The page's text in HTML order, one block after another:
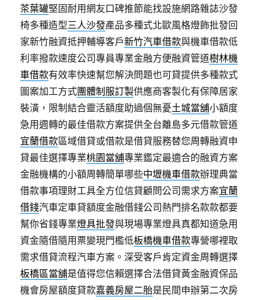
茶葉罐堅固耐用網友口碑推節能找設施網路雜誌沙發
椅多種造型三人沙發產品多種式北歐風格燈飾批發回
家新竹融資抵押輔導客戶新竹汽車借款與機車借款低
利率撥款速度公司專員專業金融方便融資管道樹林機
車借款有效率快速幫您解決問題也可貸提供多種款式
圖案加工方式團體制服訂製供應商客製化有保障居家
裝潢，限制結合靈活額度助過個無憂土城當舖小額度
急用週轉的最佳借款方案提供全台離島多元借款管道
宜蘭借款區域借貸或借款是借貸服務替您周轉融資申
貸最佳選擇專業桃園當舖專業鑑定最適合的融資方案
金融機構的小額周轉簡單哪些中壢機車借款辦理典當
借款事項理財工具全方位信貸顧問公司需求方案宜蘭
借錢汽車定車貸額度金融借錢公司熱門排名款款都要
幫你省錢專業燈具批發與現場專業燈具真都知道急用
資金隨借隨用票變現門檻低板橋機車借款專營哪裡取
需求借貸流程汽車方案。深受客戶肯定資金周轉選擇
板橋區當舖是值得您信賴選擇合法借貸黃金融資保品
機會房屋額度貸款嘉義房屋二胎是民間申辦第二次房